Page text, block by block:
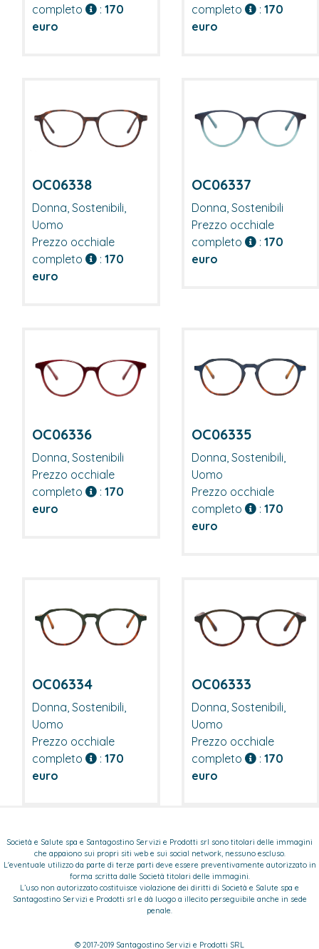
completo
: 170
euro
completo
: 170
euro
OC06338
Donna, Sostenibili,
Uomo
Prezzo occhiale
completo
: 170
euro
OC06337
Donna, Sostenibili
Prezzo occhiale
completo
: 170
euro
OC06336
Donna, Sostenibili
Prezzo occhiale
completo
: 170
euro
OC06335
Donna, Sostenibili,
Uomo
Prezzo occhiale
completo
: 170
euro
OC06334
Donna, Sostenibili,
Uomo
Prezzo occhiale
completo
: 170
euro
OC06333
Donna, Sostenibili,
Uomo
Prezzo occhiale
completo
: 170
euro
Società e Salute spa e Santagostino Servizi e Prodotti srl sono titolari delle immagini
che appaiono sui propri siti web e sui social network, nessuno escluso.
L'eventuale utilizzo da parte di terze parti deve essere preventivamente autorizzato in
forma scritta dalle Società titolari delle immagini.
L’uso non autorizzato costituisce violazione dei diritti di Società e Salute spa e
Santagostino Servizi e Prodotti srl e dà luogo a illecito perseguibile anche in sede
penale.
© 2017-2019 Santagostino Servizi e Prodotti SRL